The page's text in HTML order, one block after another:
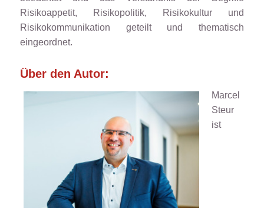
Risikoappetit, Risikopolitik, Risikokultur und
Risikokommunikation geteilt und thematisch
eingeordnet.
Über den Autor:
Marcel
Steur
ist